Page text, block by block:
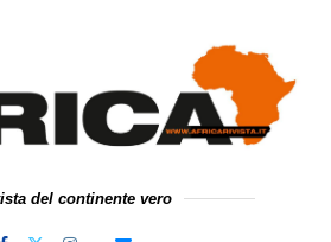
del continente vero